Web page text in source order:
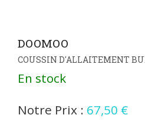
DOOMOO
COUSSIN D'ALLAITEMENT
En stock
Notre Prix : 67,50 €